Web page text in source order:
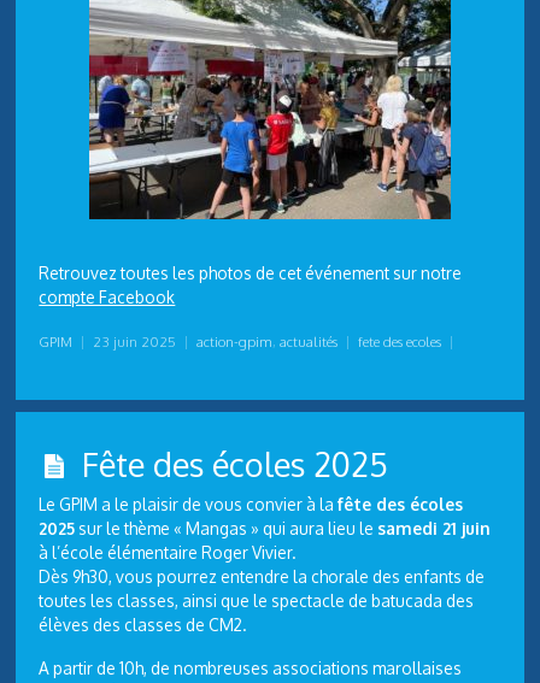
Retrouvez toutes les photos de cet événement sur notre
compte Facebook
GPIM | 23 juin 2025 | action-gpim,actualités | fete des ecoles |
Fête des écoles 2025
Le GPIM a le plaisir de vous convier à lafête des écoles
2025 sur le thème « Mangas » qui aura lieu le samedi 21 juin
à l’école élémentaire Roger Vivier.
Dès 9h30, vous pourrez entendre la chorale des enfants de
toutes les classes, ainsi que le spectacle de batucada des
élèves des classes de CM2.
A partir de 10h, de nombreuses associations marollaises